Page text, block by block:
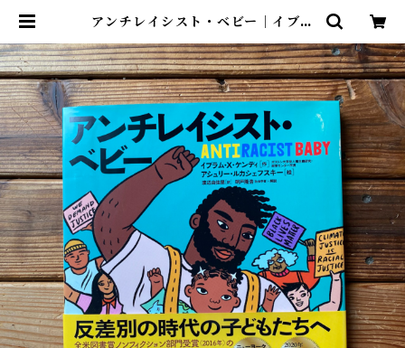
アンチレイシスト・ベビー｜イブラ
カシェフスキー(イラスト), 渡辺由
佳里(翻訳) | 尾鷲市九鬼町 漁村の本
屋 トンガ坂文庫